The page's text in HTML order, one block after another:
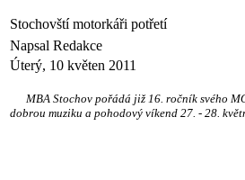
Stochovští motorkáři potřetí
Napsal Redakce
Úterý, 10 květen 2011
MBA Stochov pořádá již 16. ročník svého
dobrou muziku a pohodový víkend 27. - 28.